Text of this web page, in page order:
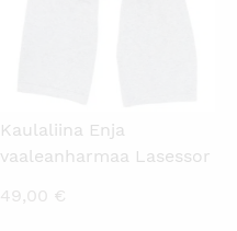
Kaulaliina Enja
vaaleanharmaa Lasessor
49,00 €